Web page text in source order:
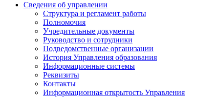
Сведения об управлении
Структура и регламент работы
Полномочия
Учредительные документы
Руководство и сотрудники
Подведомственные организации
История Управления образования
Информационные системы
Реквизиты
Контакты
Информационная открытость Управления